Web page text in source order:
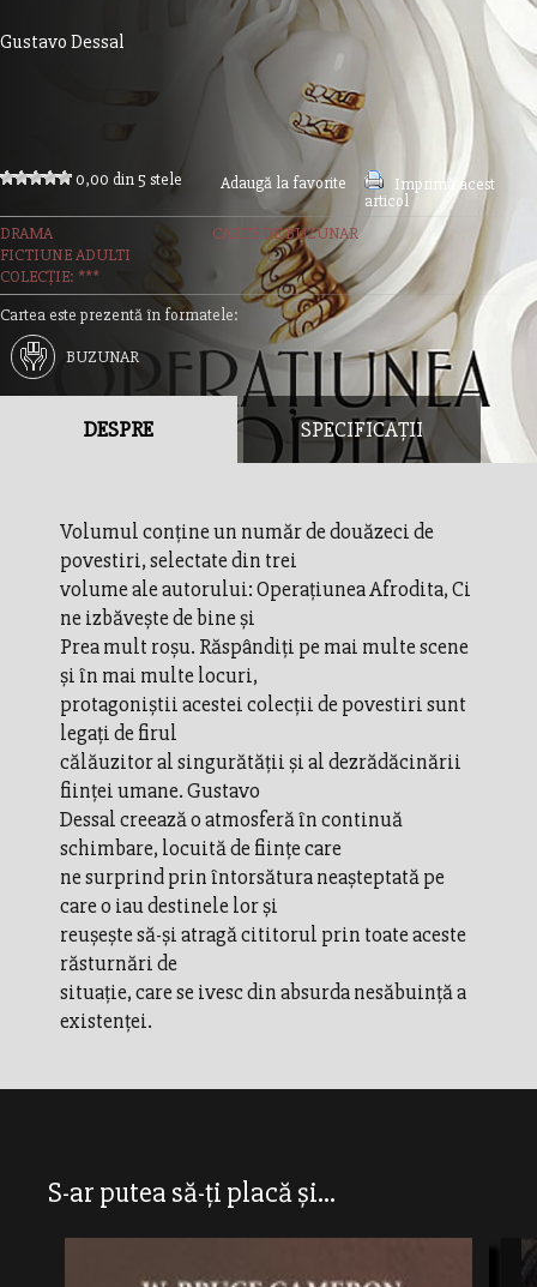
Gustavo Dessal
0,00 din 5 stele Adaugă la favorite
Imprimă acest
articol
DRAMA
CARTE DE BUZUNAR
FICTIUNE ADULTI
COLECȚIE: ***
Cartea este prezentă în formatele:
BUZUNAR
DESPRE SPECIFICAȚII
Volumul conţine un număr de douăzeci de
povestiri, selectate din trei
volume ale autorului: Operaţiunea Afrodita, Ci
ne izbăveşte de bine şi
Prea mult roşu. Răspândiţi pe mai multe scene
şi în mai multe locuri,
protagoniştii acestei colecţii de povestiri sunt
legaţi de firul
călăuzitor al singurătăţii şi al dezrădăcinării
fiinţei umane. Gustavo
Dessal creează o atmosferă în continuă
schimbare, locuită de fiinţe care
ne surprind prin întorsătura neaşteptată pe
care o iau destinele lor şi
reuşeşte să-şi atragă cititorul prin toate aceste
răsturnări de
situaţie, care se ivesc din absurda nesăbuinţă a
existenţei.
S-ar putea să-ți placă și...